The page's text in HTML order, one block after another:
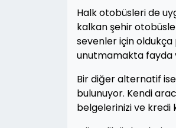
Halk otobüsleri de
kalkan şehir
sevenler için oldukça
unutmamakta fayda
Bir diğer alternatif
bulunuyor. Kendi
belgelerinizi ve kredi